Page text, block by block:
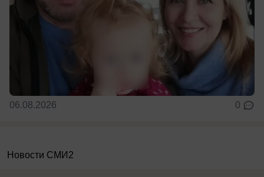
06.08.2026 0
Новости СМИ2